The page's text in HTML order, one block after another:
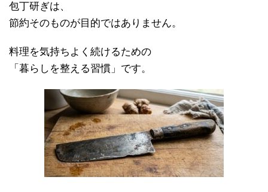
包丁研ぎは、
節約そのものが目的ではありません。
料理を気持ちよく続けるための
「暮らしを整える習慣」です。